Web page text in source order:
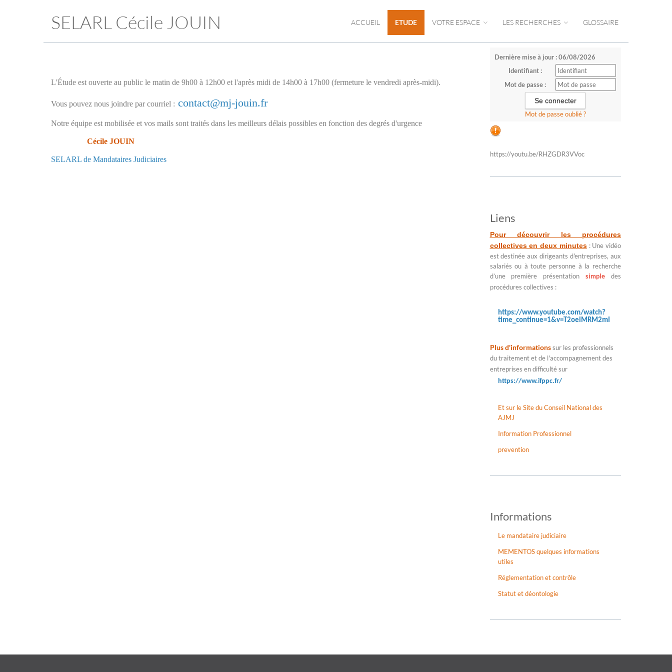
SELARL Cécile JOUIN ACCUEIL ETUDE VOTRE ESPACE LES RECHERCHES GLOSSAIRE
Dernière mise à jour : 06/08/2026
Identifiant :
Mot de passe :
Mot de passe oublié ?
https://youtu.be/RHZGDR3VVoc
Liens
Pour découvrir les procédures
collectives en deux minutes : Une vidéo
est destinée aux dirigeants d'entreprises, aux
salariés ou à toute personne à la recherche
d’une première présentationsimple des
procédures collectives :
https://www.youtube.com/watch?
time_continue=1&v=T2oelMRM2mI
Plus d'informations sur les professionnels
du traitement et de l'accompagnement des
entreprises en difficulté sur
https://www.ifppc.fr/
Et sur le Site du Conseil National des
AJMJ
Information Professionnel
prevention
Informations
Le mandataire judiciaire
MEMENTOS quelques informations
utiles
Réglementation et contrôle
Statut et déontologie
L'Étude est ouverte au public le matin de 9h00 à 12h00 et l'après midi de 14h00 à 17h00 (fermeture le vendredi après-midi).
Vous pouvez nous joindre par courriel : contact@mj-jouin.fr
Notre équipe est mobilisée et vos mails sont traités dans les meilleurs délais possibles en fonction des degrés d'urgence
Cécile JOUIN
SELARL de Mandataires Judiciaires